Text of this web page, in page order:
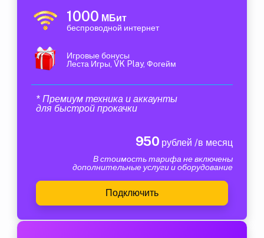
1000 МБит
беспроводной интернет
Игровые бонусы
Леста Игры, VK Play, Фогейм
* Премиум техника и аккаунты
для быстрой прокачки
950 рублей /в месяц
В стоимость тарифа не включены
дополнительные услуги и оборудование
Подключить